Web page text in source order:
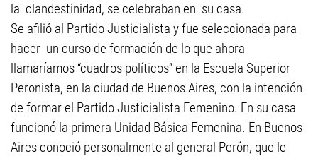
la clandestinidad, se celebraban en su casa.
Se afilió al Partido Justicialista y fue seleccionada para
hacer un curso de formación de lo que ahora
llamaríamos “cuadros políticos” en la Escuela Superior
Peronista, en la ciudad de Buenos Aires, con la intención
de formar el Partido Justicialista Femenino. En su casa
funcionó la primera Unidad Básica Femenina. En Buenos
Aires conoció personalmente al general Perón, que le